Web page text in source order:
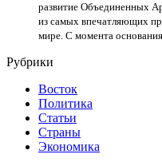
развитие Объединенных
из самых впечатляющих
мире. С момента
Рубрики
Восток
Политика
Статьи
Страны
Экономика